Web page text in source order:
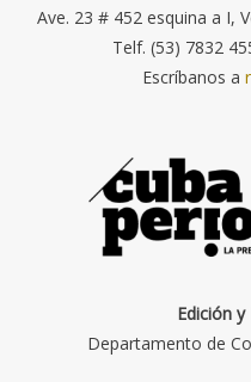
Ave. 23 # 452 esquina a I,
Telf. (53) 7832
Escríbanos a
Edición y
Departamento de